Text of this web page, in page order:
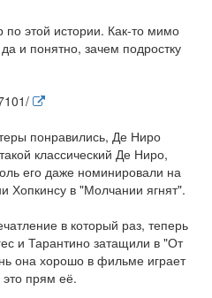
этой истории. Как-то мимо
и понятно, зачем подростку
понравились, Де Ниро
классический Де Ниро,
его даже номинировали на
Хопкинсу в "Молчании ягнят".
в который раз, теперь
и Тарантино затащили в "От
она хорошо в фильме играет
прям её.